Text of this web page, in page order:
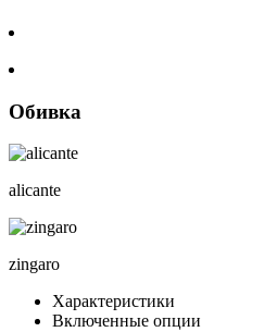
Обивка
alicante
zingaro
Характеристики
Включенные опции